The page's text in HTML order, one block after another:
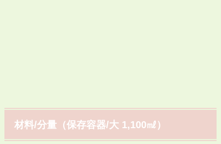
材料/分量（保存容器/大 1,100㎖）